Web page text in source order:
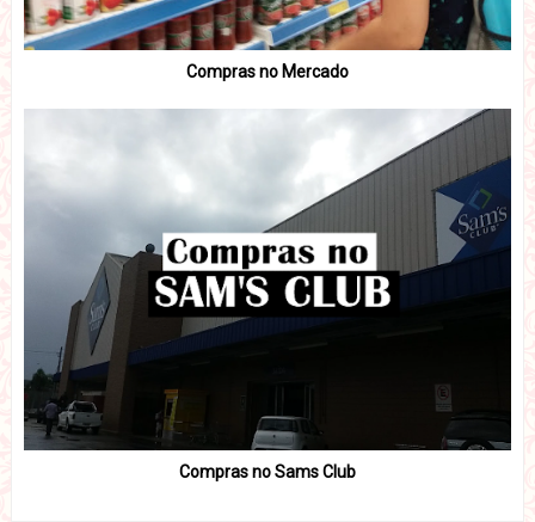
Compras no Mercado
Compras no Sams Club